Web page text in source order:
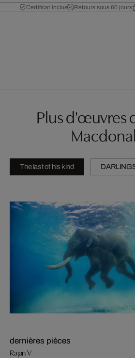
Certificat inclus Retours sous 60 jours
Plus d'œuvres
The last of his kind
dernières pièces
Rajan V